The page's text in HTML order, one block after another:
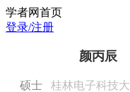
学者网首页
登录/注册
颜丙辰
硕士 桂林电子科技